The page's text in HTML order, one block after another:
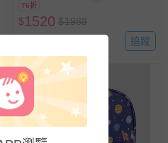
規定，不適用七天鑑賞期/猶
短或解約時即將逾期（例如生鮮
生日書、姓名貼等）。
書籍如經拆封、使用，則酌收整
或電腦軟體（例如 DVD、CD
76折
$1520 $1988
追蹤